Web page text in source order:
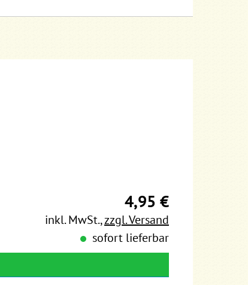
4,95 €
inkl. MwSt.,zzgl. Versand
sofort lieferbar